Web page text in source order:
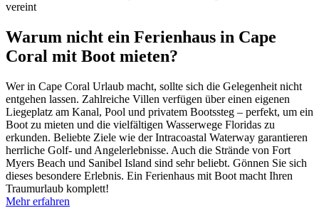
Warum nicht ein Ferienhaus in Cape
Coral mit Boot mieten?
Wer in Cape Coral Urlaub macht, sollte sich die Gelegenheit nicht
entgehen lassen. Zahlreiche Villen verfügen über einen eigenen
Liegeplatz am Kanal, Pool und privatem Bootssteg – perfekt, um ein
Boot zu mieten und die vielfältigen Wasserwege Floridas zu
erkunden. Beliebte Ziele wie der Intracoastal Waterway garantieren
herrliche Golf- und Angelerlebnisse. Auch die Strände von Fort
Myers Beach und Sanibel Island sind sehr beliebt. Gönnen Sie sich
dieses besondere Erlebnis. Ein Ferienhaus mit Boot macht Ihren
Traumurlaub komplett!
Mehr erfahren